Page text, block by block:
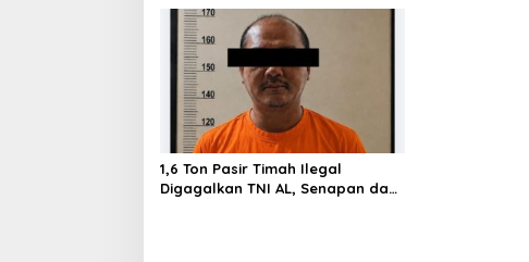
1,6 Ton Pasir Timah Ilegal
Digagalkan TNI AL, Senapan dan